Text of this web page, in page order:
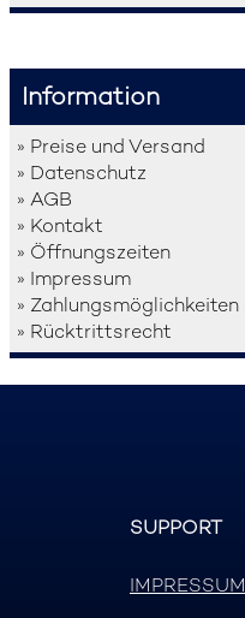
Information
» Preise und Versand
» Datenschutz
» AGB
» Kontakt
» Öffnungszeiten
» Impressum
» Zahlungsmöglichkeiten
» Rücktrittsrecht
SUPPORT
IMPRESSUM